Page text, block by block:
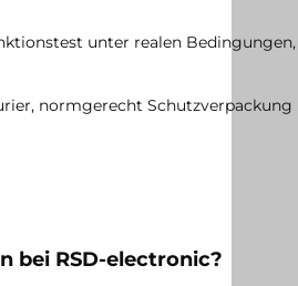
unter realen Bedingungen,
normgerecht Schutzverpackung
bei RSD-electronic?